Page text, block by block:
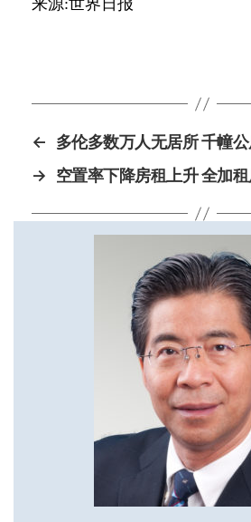
←
多伦多数万人无居所 千幢
→
空置率下降房租上升 全加